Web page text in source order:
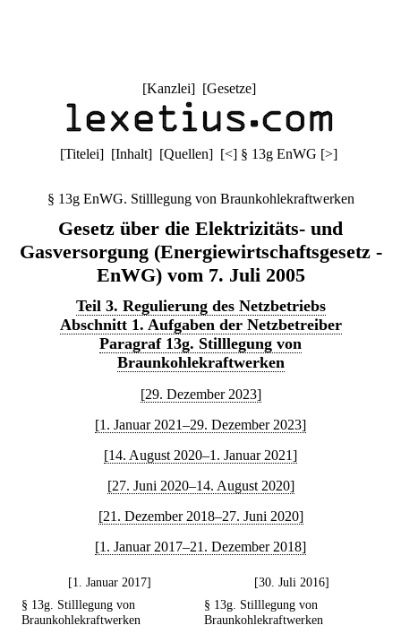
[Kanzlei] [Gesetze]
[Titelei] [Inhalt] [Quellen] [<] § 13g EnWG [>]
§ 13g EnWG. Stilllegung von Braunkohlekraftwerken
Gesetz über die Elektrizitäts- und
Gasversorgung (Energiewirtschaftsgesetz -
EnWG) vom 7. Juli 2005
Teil 3. Regulierung des Netzbetriebs
Abschnitt 1. Aufgaben der Netzbetreiber
Paragraf 13g. Stilllegung von
Braunkohlekraftwerken
[29. Dezember 2023]
[1. Januar 2021–29. Dezember 2023]
[14. August 2020–1. Januar 2021]
[27. Juni 2020–14. August 2020]
[21. Dezember 2018–27. Juni 2020]
[1. Januar 2017–21. Dezember 2018]
[1. Januar 2017]
[30. Juli 2016]
§ 13g. Stilllegung von
Braunkohlekraftwerken
§ 13g. Stilllegung von
Braunkohlekraftwerken